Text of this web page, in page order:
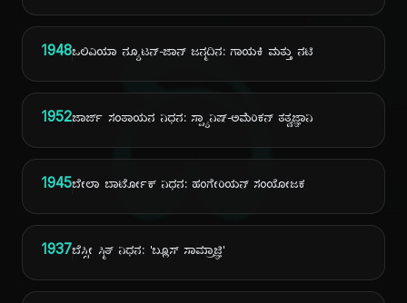
ದಿ
1948ಒಲಿವಿಯಾ ನ್ಯೂಟನ್-ಜಾನ್ ಜನ್ಮದಿನ: ಗಾಯಕಿ ಮತ್ತು ನಟಿ
1952ಜಾರ್ಜ್ ಸಂತಾಯನ ನಿಧನ: ಸ್ಪ್ಯಾನಿಷ್-ಅಮೆರಿಕನ್ ತತ್ವಜ್ಞಾನಿ
1945ಬೇಲಾ ಬಾರ್ಟೋಕ್ ನಿಧನ: ಹಂಗೇರಿಯನ್ ಸಂಯೋಜಕ
1937ಬೆಸ್ಸೀ ಸ್ಮಿತ್ ನಿಧನ: 'ಬ್ಲೂಸ್ ಸಾಮ್ರಾಜ್ಞಿ'